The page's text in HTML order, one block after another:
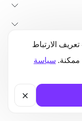
الارتباط
سياسة